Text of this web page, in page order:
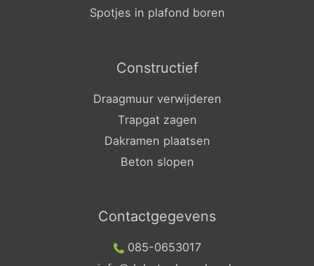
Spotjes in plafond boren
Constructief
Draagmuur verwijderen
Trapgat zagen
Dakramen plaatsen
Beton slopen
Contactgegevens
085-0653017